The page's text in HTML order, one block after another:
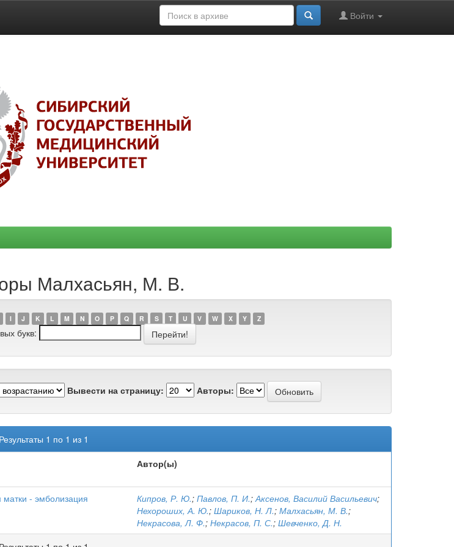
Войти
Малхасьян, М. В.
I J K L M N O P Q R S T U V W X Y Z
букв:
Вывести на страницу: Авторы:
Результаты 1 по 1 из 1
Автор(ы)
матки - эмболизация
Кипров, Р. Ю.; Павлов, П. И.;Аксенов, Василий Васильевич;
Нехороших, А. Ю.; Шариков, Н. Л.; Малхасьян, М. В.;
Некрасова, Л. Ф.; Некрасов, П. С.; Шевченко, Д. Н.